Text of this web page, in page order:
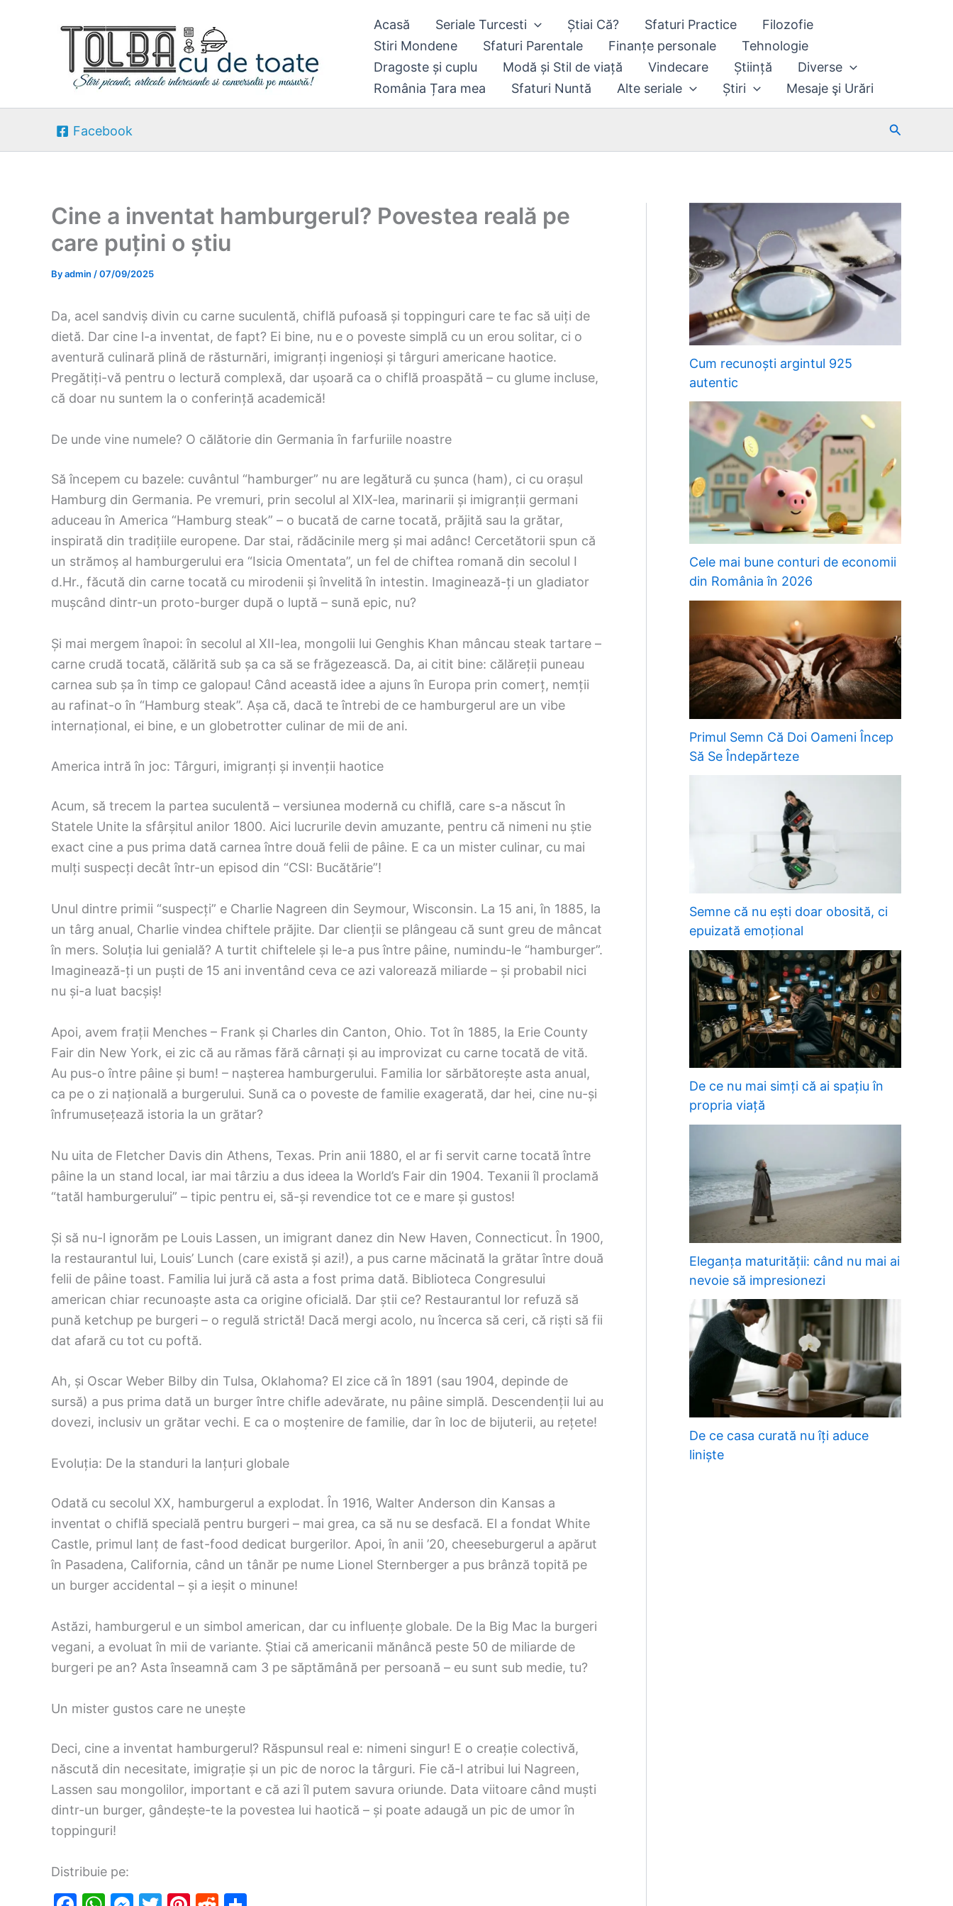
Acasă Seriale Turcesti Știai Că? Sfaturi Practice
Filozofie
Stiri Mondene
Sfaturi Parentale Finanțe personale
Tehnologie
Dragoste și cuplu
Modă și Stil de viață Vindecare Știință
Diverse
România Țara mea
Sfaturi Nuntă Alte seriale Știri Mesaje şi Urări
Facebook Search
Cine a inventat hamburgerul? Povestea reală pe
care puțini o știu
Byadmin /07/09/2025
Da, acel sandviș divin cu carne suculentă, chiflă pufoasă și toppinguri care te fac să uiți de
dietă. Dar cine l-a inventat, de fapt? Ei bine, nu e o poveste simplă cu un erou solitar, ci o
aventură culinară plină de răsturnări, imigranți ingenioși și târguri americane haotice.
Pregătiți-vă pentru o lectură complexă, dar ușoară ca o chiflă proaspătă – cu glume incluse,
că doar nu suntem la o conferință academică!
De unde vine numele? O călătorie din Germania în farfuriile noastre
Să începem cu bazele: cuvântul “hamburger” nu are legătură cu șunca (ham), ci cu orașul
Hamburg din Germania. Pe vremuri, prin secolul al XIX-lea, marinarii și imigranții germani
aduceau în America “Hamburg steak” – o bucată de carne tocată, prăjită sau la grătar,
inspirată din tradițiile europene. Dar stai, rădăcinile merg și mai adânc! Cercetătorii spun că
un strămoș al hamburgerului era “Isicia Omentata”, un fel de chiftea romană din secolul I
d.Hr., făcută din carne tocată cu mirodenii și învelită în intestin. Imaginează-ți un gladiator
mușcând dintr-un proto-burger după o luptă – sună epic, nu?
Și mai mergem înapoi: în secolul al XII-lea, mongolii lui Genghis Khan mâncau steak tartare –
carne crudă tocată, călărită sub șa ca să se frăgezească. Da, ai citit bine: călăreții puneau
carnea sub șa în timp ce galopau! Când această idee a ajuns în Europa prin comerț, nemții
au rafinat-o în “Hamburg steak”. Așa că, dacă te întrebi de ce hamburgerul are un vibe
internațional, ei bine, e un globetrotter culinar de mii de ani.
America intră în joc: Târguri, imigranți și invenții haotice
Acum, să trecem la partea suculentă – versiunea modernă cu chiflă, care s-a născut în
Statele Unite la sfârșitul anilor 1800. Aici lucrurile devin amuzante, pentru că nimeni nu știe
exact cine a pus prima dată carnea între două felii de pâine. E ca un mister culinar, cu mai
mulți suspecți decât într-un episod din “CSI: Bucătărie”!
Unul dintre primii “suspecți” e Charlie Nagreen din Seymour, Wisconsin. La 15 ani, în 1885, la
un târg anual, Charlie vindea chiftele prăjite. Dar clienții se plângeau că sunt greu de mâncat
în mers. Soluția lui genială? A turtit chiftelele și le-a pus între pâine, numindu-le “hamburger”.
Imaginează-ți un puști de 15 ani inventând ceva ce azi valorează miliarde – și probabil nici
nu și-a luat bacșiș!
Apoi, avem frații Menches – Frank și Charles din Canton, Ohio. Tot în 1885, la Erie County
Fair din New York, ei zic că au rămas fără cârnați și au improvizat cu carne tocată de vită.
Au pus-o între pâine și bum! – nașterea hamburgerului. Familia lor sărbătorește asta anual,
ca pe o zi națională a burgerului. Sună ca o poveste de familie exagerată, dar hei, cine nu-și
înfrumusețează istoria la un grătar?
Nu uita de Fletcher Davis din Athens, Texas. Prin anii 1880, el ar fi servit carne tocată între
pâine la un stand local, iar mai târziu a dus ideea la World’s Fair din 1904. Texanii îl proclamă
“tatăl hamburgerului” – tipic pentru ei, să-și revendice tot ce e mare și gustos!
Și să nu-l ignorăm pe Louis Lassen, un imigrant danez din New Haven, Connecticut. În 1900,
la restaurantul lui, Louis’ Lunch (care există și azi!), a pus carne măcinată la grătar între două
felii de pâine toast. Familia lui jură că asta a fost prima dată. Biblioteca Congresului
american chiar recunoaște asta ca origine oficială. Dar știi ce? Restaurantul lor refuză să
pună ketchup pe burgeri – o regulă strictă! Dacă mergi acolo, nu încerca să ceri, că riști să fii
dat afară cu tot cu poftă.
Ah, și Oscar Weber Bilby din Tulsa, Oklahoma? El zice că în 1891 (sau 1904, depinde de
sursă) a pus prima dată un burger între chifle adevărate, nu pâine simplă. Descendenții lui au
dovezi, inclusiv un grătar vechi. E ca o moștenire de familie, dar în loc de bijuterii, au rețete!
Evoluția: De la standuri la lanțuri globale
Odată cu secolul XX, hamburgerul a explodat. În 1916, Walter Anderson din Kansas a
inventat o chiflă specială pentru burgeri – mai grea, ca să nu se desfacă. El a fondat White
Castle, primul lanț de fast-food dedicat burgerilor. Apoi, în anii ’20, cheeseburgerul a apărut
în Pasadena, California, când un tânăr pe nume Lionel Sternberger a pus brânză topită pe
un burger accidental – și a ieșit o minune!
Astăzi, hamburgerul e un simbol american, dar cu influențe globale. De la Big Mac la burgeri
vegani, a evoluat în mii de variante. Știai că americanii mănâncă peste 50 de miliarde de
burgeri pe an? Asta înseamnă cam 3 pe săptămână per persoană – eu sunt sub medie, tu?
Un mister gustos care ne unește
Deci, cine a inventat hamburgerul? Răspunsul real e: nimeni singur! E o creație colectivă,
născută din necesitate, imigrație și un pic de noroc la târguri. Fie că-l atribui lui Nagreen,
Lassen sau mongolilor, important e că azi îl putem savura oriunde. Data viitoare când muști
dintr-un burger, gândește-te la povestea lui haotică – și poate adaugă un pic de umor în
toppinguri!
Distribuie pe:
Cum recunoști argintul 925
autentic
Cele mai bune conturi de economii
din România în 2026
Primul Semn Că Doi Oameni Încep
Să Se Îndepărteze
Semne că nu ești doar obosită, ci
epuizată emoțional
De ce nu mai simți că ai spațiu în
propria viață
Eleganța maturității: când nu mai ai
nevoie să impresionezi
De ce casa curată nu îți aduce
liniște